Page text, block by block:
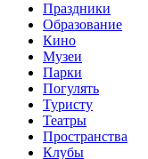
Праздники
Образование
Кино
Музеи
Парки
Погулять
Туристу
Театры
Пространства
Клубы